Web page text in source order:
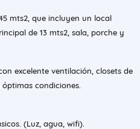
mts2, que incluyen un local
de 13 mts2, sala, porche y
excelente ventilación, closets de
condiciones.
(Luz, agua, wifi).